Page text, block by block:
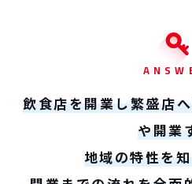
飲食店を開業し繁盛店
や開業
地域の特性を